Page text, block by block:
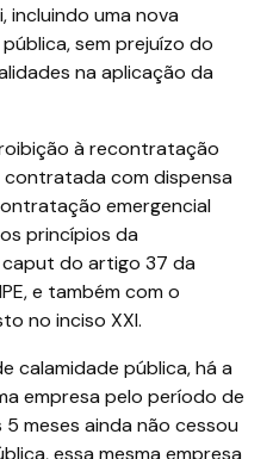
incluindo uma nova
sem prejuízo do
na aplicação da
à recontratação
com dispensa
emergencial
princípios da
do artigo 37 da
e também com o
no inciso XXI.
calamidade pública, há a
empresa pelo período de
meses ainda não cessou
essa mesma empresa